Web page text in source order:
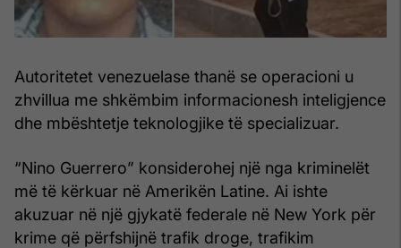
Autoritetet venezuelase thanë se operacioni u
zhvillua me shkëmbim informacionesh inteligjence
dhe mbështetje teknologjike të specializuar.
“Nino Guerrero” konsiderohej një nga kriminelët
më të kërkuar në Amerikën Latine. Ai ishte
akuzuar në një gjykatë federale në New York për
krime që përfshijnë trafik droge, trafikim